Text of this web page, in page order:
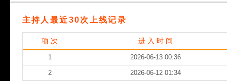
主持人最近30次上线记录
项 次 进 入 时 间
1 2026-06-13 00:36
2 2026-06-12 01:34